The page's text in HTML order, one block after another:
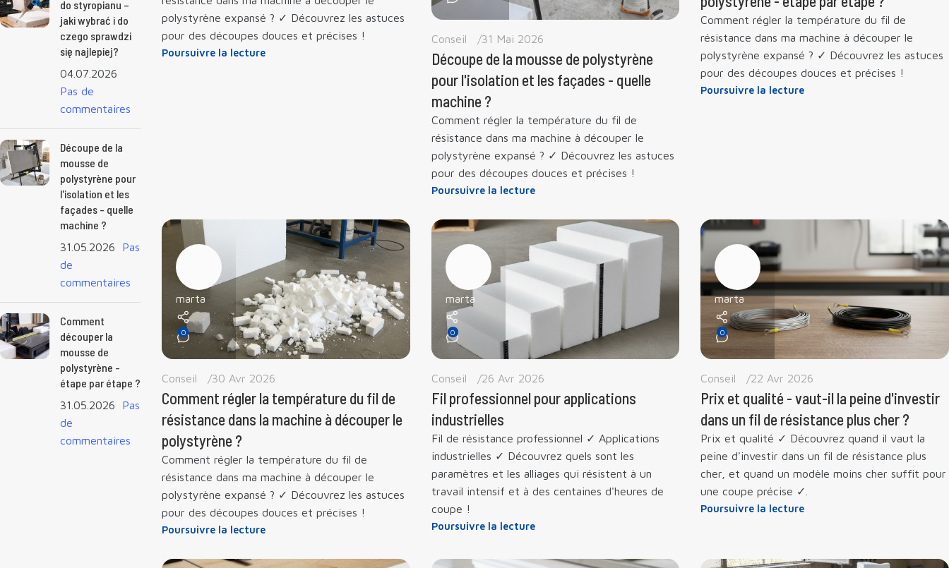
do styropianu –
jaki wybrać i do
czego sprawdzi
się najlepiej?
04.07.2026
Pas de
commentaires
Découpe de la
mousse de
polystyrène pour
l'isolation et les
façades - quelle
machine ?
31.05.2026
Pas
de
commentaires
Comment
découper la
mousse de
polystyrène -
étape par étape ?
31.05.2026
Pas
de
commentaires
polystyrène expansé ? ✓ Découvrez les astuces
pour des découpes douces et précises !
Poursuivre la lecture
Conseil 31 Mai 2026
Découpe de la mousse de polystyrène
pour l'isolation et les façades - quelle
machine ?
Comment régler la température du fil de
résistance dans ma machine à découper le
polystyrène expansé ? ✓ Découvrez les astuces
pour des découpes douces et précises !
Poursuivre la lecture
Comment régler la température du fil de
résistance dans ma machine à découper le
polystyrène expansé ? ✓ Découvrez les astuces
pour des découpes douces et précises !
Poursuivre la lecture
marta
0
Conseil 30 Avr 2026
Comment régler la température du fil de
résistance dans la machine à découper le
polystyrène ?
Comment régler la température du fil de
résistance dans ma machine à découper le
polystyrène expansé ? ✓ Découvrez les astuces
pour des découpes douces et précises !
Poursuivre la lecture
marta
0
Conseil 26 Avr 2026
Fil professionnel pour applications
industrielles
Fil de résistance professionnel ✓ Applications
industrielles ✓ Découvrez quels sont les
paramètres et les alliages qui résistent à un
travail intensif et à des centaines d'heures de
coupe !
Poursuivre la lecture
marta
0
Conseil 22 Avr 2026
Prix et qualité - vaut-il la peine d'investir
dans un fil de résistance plus cher ?
Prix et qualité ✓ Découvrez quand il vaut la
peine d'investir dans un fil de résistance plus
cher, et quand un modèle moins cher suffit pour
une coupe précise ✓.
Poursuivre la lecture